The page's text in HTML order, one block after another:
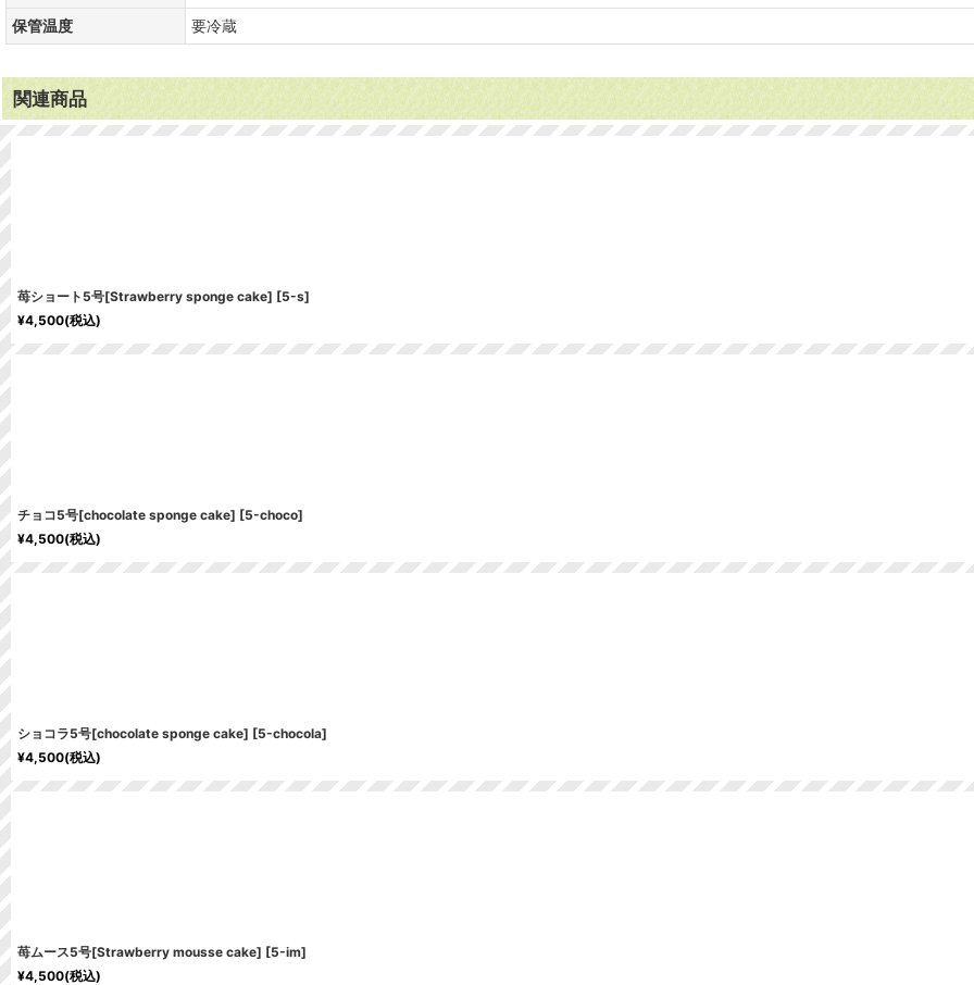
保管温度
要冷蔵
関連商品
苺ショート5号[Strawberry sponge cake] [5-s]
¥4,500(税込)
チョコ5号[chocolate sponge cake] [5-choco]
¥4,500(税込)
ショコラ5号[chocolate sponge cake] [5-chocola]
¥4,500(税込)
苺ムース5号[Strawberry mousse cake] [5-im]
¥4,500(税込)